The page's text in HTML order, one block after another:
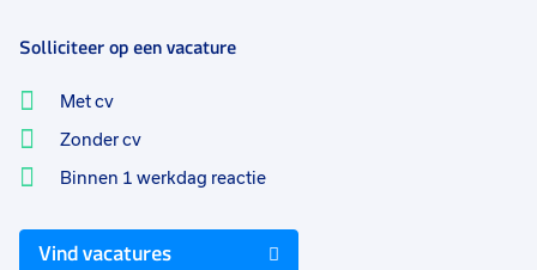
Solliciteer op een vacature
Met cv
Zonder cv
Binnen 1 werkdag reactie
Vind vacatures